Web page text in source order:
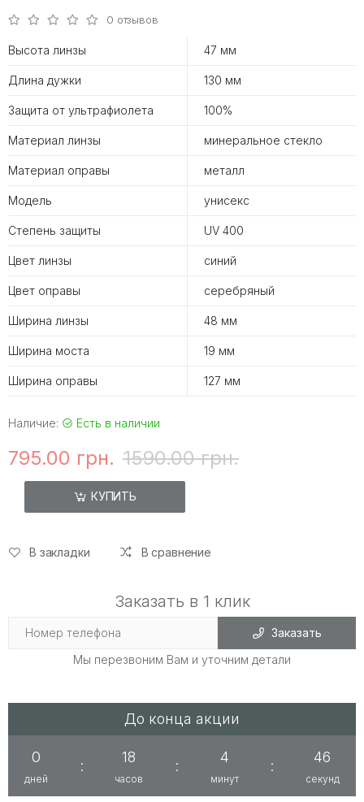
0 отзывов
Высота линзы 47 мм
Длина дужки 130 мм
Защита от ультрафиолета 100%
Материал линзы минеральное стекло
Материал оправы металл
Модель унисекс
Степень защиты UV 400
Цвет линзы синий
Цвет оправы серебряный
Ширина линзы 48 мм
Ширина моста 19 мм
Ширина оправы 127 мм
Наличие: Есть в наличии
795.00 грн. 1590.00 грн.
КУПИТЬ
В закладки В сравнение
Заказать в 1 клик
Заказать
Мы перезвоним Вам и уточним детали
До конца акции
0
дней
:
18
часов
:
4
минут
:
46
секунд